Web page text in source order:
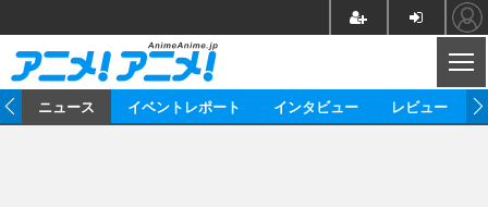
ニュース イベントレポート インタビュー レビュー